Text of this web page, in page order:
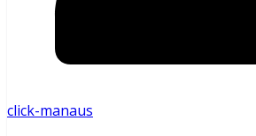
click-manaus